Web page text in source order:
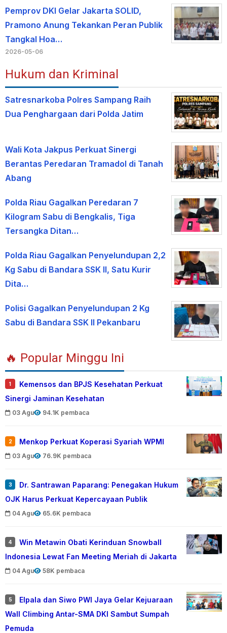
Pemprov DKI Gelar Jakarta SOLID,
Pramono Anung Tekankan Peran Publik
Tangkal Hoa…
2026-05-06
Hukum dan Kriminal
Satresnarkoba Polres Sampang Raih
Dua Penghargaan dari Polda Jatim
Wali Kota Jakpus Perkuat Sinergi
Berantas Peredaran Tramadol di Tanah
Abang
Polda Riau Gagalkan Peredaran 7
Kilogram Sabu di Bengkalis, Tiga
Tersangka Ditan…
Polda Riau Gagalkan Penyelundupan 2,2
Kg Sabu di Bandara SSK II, Satu Kurir
Dita…
Polisi Gagalkan Penyelundupan 2 Kg
Sabu di Bandara SSK II Pekanbaru
🔥 Popular Minggu Ini
1
Kemensos dan BPJS Kesehatan Perkuat
Sinergi Jaminan Kesehatan
03 Agu 94.1K pembaca
2 Menkop Perkuat Koperasi Syariah WPMI
03 Agu 76.9K pembaca
3
Dr. Santrawan Paparang: Penegakan Hukum
OJK Harus Perkuat Kepercayaan Publik
04 Agu 65.6K pembaca
4
Win Metawin Obati Kerinduan Snowball
Indonesia Lewat Fan Meeting Meriah di Jakarta
04 Agu 58K pembaca
5
Elpala dan Siwo PWI Jaya Gelar Kejuaraan
Wall Climbing Antar-SMA DKI Sambut Sumpah
Pemuda